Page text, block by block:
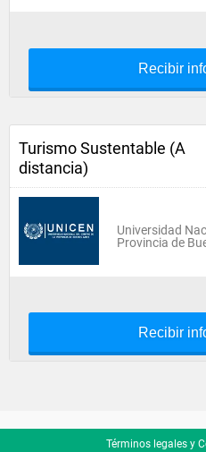
Recibir
Turismo Sustentable (A
distancia)
Universidad
Provincia de
Recibir
Términos legales y